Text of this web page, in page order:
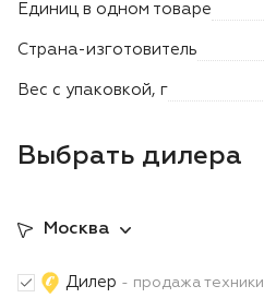
Высоторезы
Моющие аппараты
Единиц в одном товаре
Страна-изготовитель
Вес с упаковкой, г
Выбрать дилера
Москва
Дилер - продажа техники